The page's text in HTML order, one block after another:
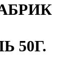
50Г.